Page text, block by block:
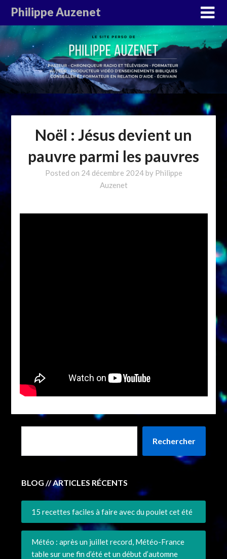
Philippe Auzenet
Noël : Jésus devient un
pauvre parmi les pauvres
Posted on 24 décembre 2024by Philippe
Auzenet
Rechercher
BLOG // ARTICLES RÉCENTS
15 recettes faciles à faire avec du poulet cet été
Météo : après un juillet record, Météo-France
table sur une fin d’été et un début d’automne